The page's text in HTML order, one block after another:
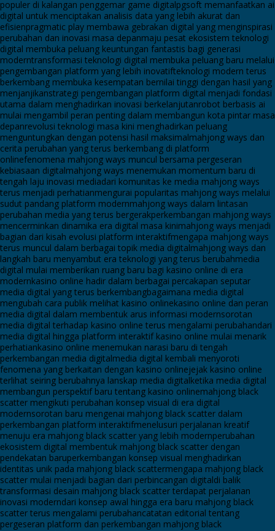
populer di kalangan penggemar game digitalpgsoft memanfaatkan ai
digital untuk menciptakan analisis data yang lebih akurat dan
efisienpragmatic play membawa gebrakan digital yang menginspirasi
perubahan dan inovasi masa depanmaju pesat ekosistem teknologi
digital membuka peluang keuntungan fantastis bagi generasi
moderntransformasi teknologi digital membuka peluang baru melalui
pengembangan platform yang lebih inovatifteknologi modern terus
berkembang membuka kesempatan bernilai tinggi dengan hasil yang
menjanjikanstrategi pengembangan platform digital menjadi fondasi
utama dalam menghadirkan inovasi berkelanjutanrobot berbasis ai
mulai mengambil peran penting dalam membangun kota pintar masa
depanrevolusi teknologi masa kini menghadirkan peluang
menguntungkan dengan potensi hasil maksimalmahjong ways dan
cerita perubahan yang terus berkembang di platform
onlinefenomena mahjong ways muncul bersama pergeseran
kebiasaan digitalmahjong ways menemukan momentum baru di
tengah laju inovasi mediadari komunitas ke media mahjong ways
terus menjadi perhatianmengurai popularitas mahjong ways melalui
sudut pandang platform modernmahjong ways dalam lintasan
perubahan media yang terus bergerakperkembangan mahjong ways
mencerminkan dinamika era digital masa kinimahjong ways menjadi
bagian dari kisah evolusi platform interaktifmengapa mahjong ways
terus muncul dalam berbagai topik media digitalmahjong ways dan
langkah baru menyambut era teknologi yang terus berubahmedia
digital mulai memberikan ruang baru bagi kasino online di era
modernkasino online hadir dalam berbagai percakapan seputar
media digital yang terus berkembangbagaimana media digital
mengubah cara publik melihat kasino onlinekasino online dan peran
media digital dalam membentuk arus informasi modernsorotan
media digital terhadap kasino online terus mengalami perubahandari
media digital hingga platform interaktif kasino online mulai menarik
perhatiankasino online menemukan narasi baru di tengah
perkembangan media digitalmedia digital kembali menyoroti
fenomena yang berkaitan dengan kasino onlinejejak kasino online
terlihat seiring berubahnya lanskap media digitalketika media digital
membangun perspektif baru tentang kasino onlinemahjong black
scatter mengikuti perubahan konsep visual di era digital
modernsorotan baru mengenai mahjong black scatter dalam
perkembangan platform interaktifmenelusuri perjalanan kreatif
menuju era mahjong black scatter yang lebih modernperubahan
ekosistem digital membentuk mahjong black scatter dengan
pendekatan baruperkembangan konsep visual menghadirkan
identitas unik pada mahjong black scattermengapa mahjong black
scatter mulai menjadi bagian dari perbincangan digitaldi balik
transformasi desain mahjong black scatter terdapat perjalanan
inovasi moderndari konsep awal hingga era baru mahjong black
scatter terus mengalami perubahancatatan editorial tentang
pergeseran platform dan perkembangan mahjong black